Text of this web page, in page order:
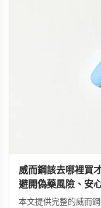
威而鋼該去哪裡買
避開偽藥風險、安
本文提供完整的威而